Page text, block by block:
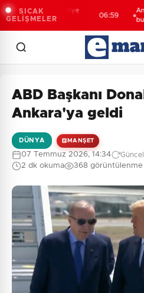
SICAK
GELİŞMELER
Melikgazi şantiye
döndü
06:59
ABD Başkanı
Ankara'ya geldi
DÜNYA MANŞET
07 Temmuz 2026, 14:34
2 dk okuma 368 görüntülenme